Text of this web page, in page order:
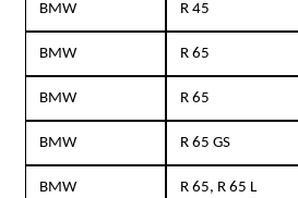
BMW R 45
BMW R 65
BMW R 65
BMW R 65 GS
BMW R 65, R 65 L